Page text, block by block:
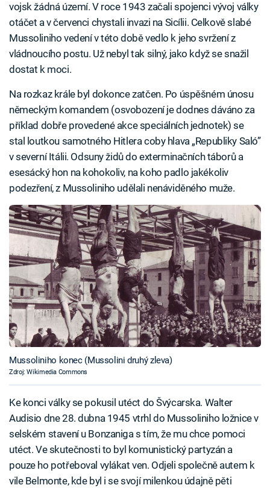
vojsk žádná území. V roce 1943 začali spojenci vývoj války
otáčet a v červenci chystali invazi na Sicílii. Celkově slabé
Mussoliniho vedení v této době vedlo k jeho svržení z
vládnoucího postu. Už nebyl tak silný, jako když se snažil
dostat k moci.
Na rozkaz krále byl dokonce zatčen. Po úspěšném únosu
německým komandem (osvobození je dodnes dáváno za
příklad dobře provedené akce speciálních jednotek) se
stal loutkou samotného Hitlera coby hlava „Republiky Saló”
v severní Itálii. Odsuny židů do exterminačních táborů a
esesácký hon na kohokoliv, na koho padlo jakékoliv
podezření, z Mussoliniho udělali nenáviděného muže.
Mussoliniho konec (Mussolini druhý zleva)
Zdroj: Wikimedia Commons
Ke konci války se pokusil utéct do Švýcarska. Walter
Audisio dne 28. dubna 1945 vtrhl do Mussoliniho ložnice v
selském stavení u Bonzaniga s tím, že mu chce pomoci
utéct. Ve skutečnosti to byl komunistický partyzán a
pouze ho potřeboval vylákat ven. Odjeli společně autem k
vile Belmonte, kde byl i se svojí milenkou údajně pěti